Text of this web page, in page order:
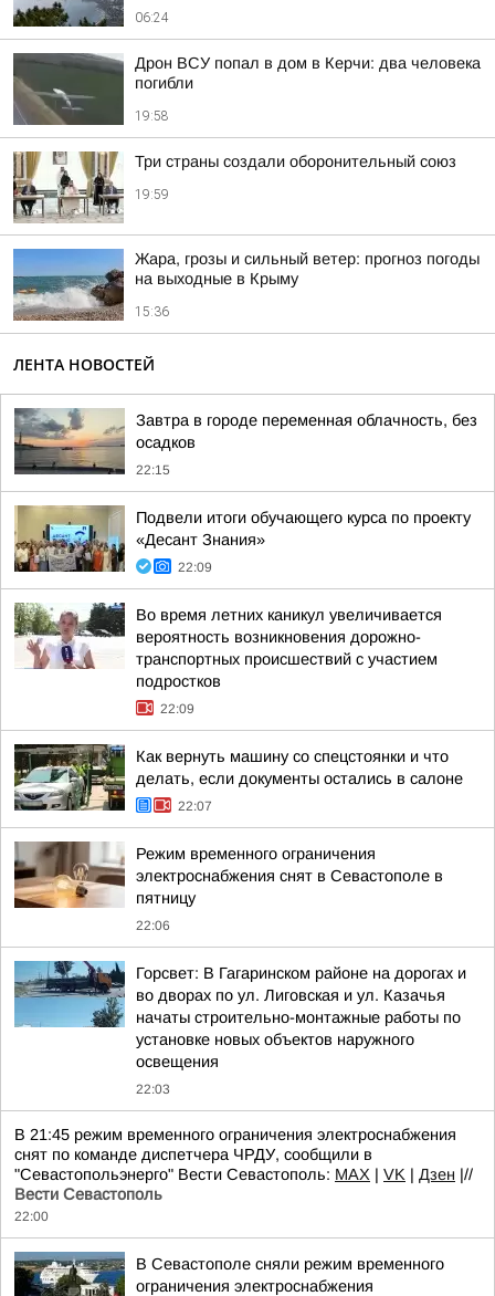
06:24
Дрон ВСУ попал в дом в Керчи: два человека
погибли
19:58
Три страны создали оборонительный союз
19:59
Жара, грозы и сильный ветер: прогноз погоды
на выходные в Крыму
15:36
ЛЕНТА НОВОСТЕЙ
Завтра в городе переменная облачность, без
осадков
22:15
Подвели итоги обучающего курса по проекту
«Десант Знания»
22:09
Во время летних каникул увеличивается
вероятность возникновения дорожно-
транспортных происшествий с участием
подростков
22:09
Как вернуть машину со спецстоянки и что
делать, если документы остались в салоне
22:07
Режим временного ограничения
электроснабжения снят в Севастополе в
пятницу
22:06
Горсвет: В Гагаринском районе на дорогах и
во дворах по ул. Лиговская и ул. Казачья
начаты строительно-монтажные работы по
установке новых объектов наружного
освещения
22:03
В 21:45 режим временного ограничения электроснабжения
снят по команде диспетчера ЧРДУ, сообщили в
"Севастопольэнерго" Вести Севастополь: MAX | VK | Дзен |//
Вести Севастополь
22:00
В Севастополе сняли режим временного
ограничения электроснабжения